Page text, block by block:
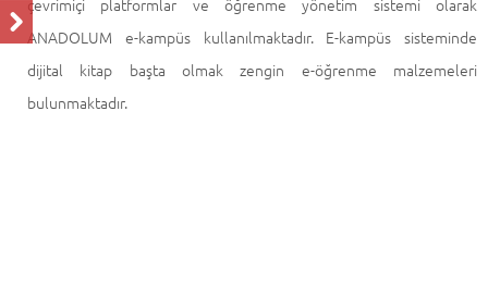
çevrimiçi platformlar ve öğrenme yönetim sistemi olarak
ANADOLUM e-kampüs kullanılmaktadır. E-kampüs sisteminde
dijital kitap başta olmak zengin e-öğrenme malzemeleri
bulunmaktadır.